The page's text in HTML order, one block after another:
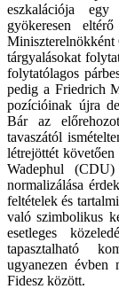
eszkalációja
gyökeresen
Miniszterelnökként
tárgyalásokat
folytatólagos
pedig a Friedrich
pozícióinak újra
Bár az
tavaszától
létrejöttét
Wadephul
normalizálása
feltételek és
való szimbolikus
esetleges
tapasztalható
ugyanezen évben
Fidesz között.